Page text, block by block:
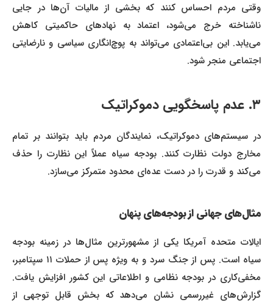
وقتی مردم احساس کنند که بخشی از مالیات آن‌ها در جایی
ناشناخته خرج می‌شود، اعتماد به نهادهای حاکمیتی کاهش
می‌یابد. این بی‌اعتمادی می‌تواند به پوچ‌انگاری سیاسی و نارضایتی
اجتماعی منجر شود.
در سیستم‌های دموکراتیک، نمایندگان مردم باید بتوانند بر تمام
مخارج دولت نظارت کنند. بودجه سیاه عملاً این نظارت را حذف
می‌کند و قدرت را در دست عده‌ای محدود متمرکز می‌سازد.
مثال‌های جهانی از بودجه‌های پنهان
ایالات متحده آمریکا یکی از مشهورترین مثال‌ها در زمینه بودجه
سیاه است. پس از جنگ سرد و به ویژه پس از حملات ۱۱ سپتامبر،
مخفی‌کاری در بودجه نظامی و اطلاعاتی این کشور افزایش یافت.
گزارش‌های غیررسمی نشان می‌دهد که بخش قابل توجهی از